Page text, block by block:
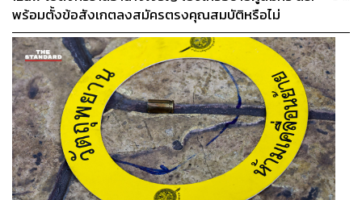
พร้อมตั้งข้อสังเกตลงสมัครตรงคุณสมบัติหรือไม่